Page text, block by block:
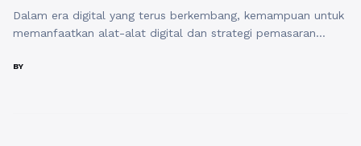
Dalam era digital yang terus berkembang, kemampuan untuk
memanfaatkan alat-alat digital dan strategi pemasaran
Mahasiswa yang tertarik untuk menjalankan bisnis mereka
BY